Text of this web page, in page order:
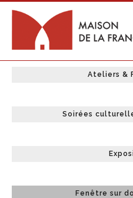
Ateliers &
Soirées
Fenêtre sur